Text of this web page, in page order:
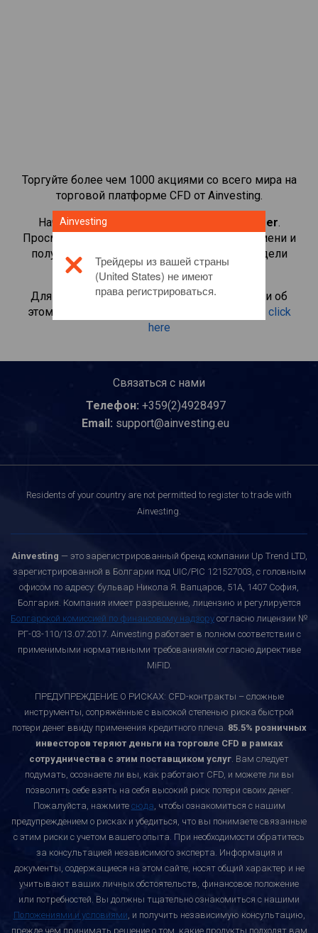
Торгуйте более чем 1000 акциями со всего мира на
торговой платформе CFD от Ainvesting.
Начать торговать CFD-контрактами на
Pfizer.
Просматривайте котировки в реальном времени и
получайте дивиденды, как если бы вы владели
самой акцией.
Для получения дополнительной информации об
этом инвестиционном продукте, пожалуйста click
here
Связаться с нами
Телефон: +359(2)4928497
Email: support@ainvesting.eu
Residents of your country are not permitted to register to trade with
Ainvesting.
Ainvesting — это зарегистрированный бренд компании Up Trend LTD,
зарегистрированной в Болгарии под UIC/PIC 121527003, с головным
офисом по адресу: бульвар Никола Я. Вапцаров, 51A, 1407 София,
Болгария. Компания имеет разрешение, лицензию и регулируется
Болгарской комиссией по финансовому надзору согласно лицензии №
РГ-03-110/13.07.2017. Ainvesting работает в полном соответствии с
применимыми нормативными требованиями согласно директиве
MiFID.
ПРЕДУПРЕЖДЕНИЕ О РИСКАХ: CFD-контракты – сложные
инструменты, сопряжённые с высокой степенью риска быстрой
потери денег ввиду применения кредитного плеча. 85.5% розничных
инвесторов теряют деньги на торговле CFD в рамках
сотрудничества с этим поставщиком услуг. Вам следует
подумать, осознаете ли вы, как работают CFD, и можете ли вы
позволить себе взять на себя высокий риск потери своих денег.
Пожалуйста, нажмите сюда, чтобы ознакомиться с нашим
предупреждением о рисках и убедиться, что вы понимаете связанные
с этим риски с учетом вашего опыта. При необходимости обратитесь
за консультацией независимого эксперта. Информация и
документы, содержащиеся на этом сайте, носят общий характер и не
учитывают ваших личных обстоятельств, финансовое положение
или потребностей. Вы должны тщательно ознакомиться с нашими
Положениями и условиями, и получить независимую консультацию,
прежде чем принимать решение о том, какие продукты подходят вам
Ainvesting
Трейдеры из вашей страны
(United States) не имеют
права регистрироваться.